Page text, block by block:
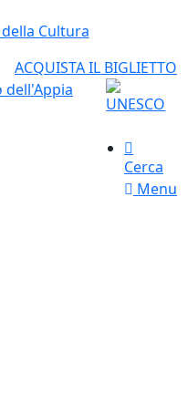
ACQUISTA IL BIGLIETTO
Cerca
Menu